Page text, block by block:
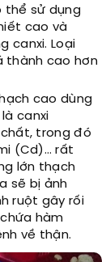
thể sử dụng
cao và
canxi. Loại
thành cao hơn
cao dùng
canxi
trong đó
(Cd)… rất
lớn thạch
sẽ bị ảnh
ruột gây rối
hàm
về thận.